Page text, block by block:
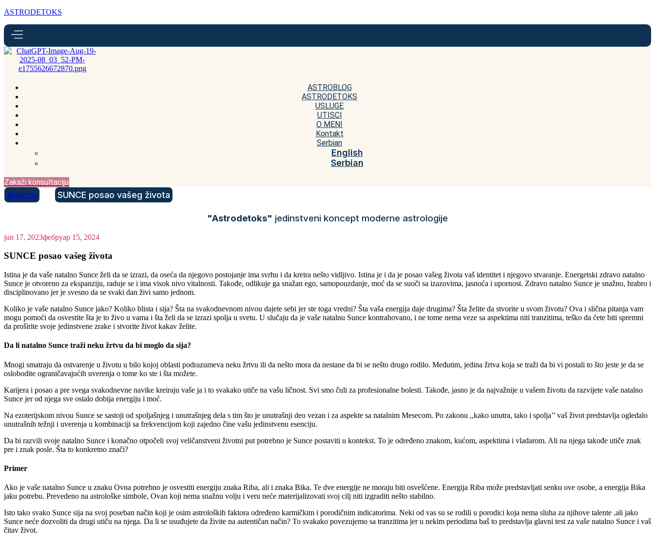
ASTRODETOKS
ASTROBLOG
ASTRODETOKS
USLUGE
UTISCI
O MENI
Kontakt
Serbian
English
Serbian
Zakaži konsultaciju
Analize SUNCE posao vašeg života
"Astrodetoks" jedinstveni koncept moderne astrologije
jun 17, 2023фебруар 15, 2024
SUNCE posao vašeg života
Istina je da vaše natalno Sunce želi da se izrazi, da oseća da njegovo postojanje ima svrhu i da kreira nešto vidljivo. Istina je i da je posao vašeg života vaš identitet i njegovo stvaranje. Energetski zdravo natalno
Sunce je otvoreno za ekspanziju, raduje se i ima visok nivo vitalnosti. Takođe, odlikuje ga snažan ego, samopouzdanje, moć da se suoči sa izazovima, jasnoća i upornost. Zdravo natalno Sunce je snažno, hrabro i
disciplinovano jer je svesno da se svaki dan živi samo jednom.
Koliko je vaše natalno Sunce jako? Koliko blista i sija? Šta na svakodnevnom nivou dajete sebi jer ste toga vredni? Šta vaša energija daje drugima? Šta želite da stvorite u svom životu? Ova i slična pitanja vam
mogu pomoći da osvestite šta je to živo u vama i šta želi da se izrazi spolja u svetu. U slučaju da je vaše natalnu Sunce kontrahovano, i ne tome nema veze sa aspektima niti tranzitima, teško da ćete biti spremni
da proširite svoje jedinstvene zrake i stvorite život kakav želite.
Da li natalno Sunce traži neku žrtvu da bi moglo da sija?
Mnogi smatraju da ostvarenje u životu u bilo kojoj oblasti podrazumeva neku žrtvu ili da nešto mora da nestane da bi se nešto drugo rodilo. Međutim, jedina žrtva koja se traži da bi vi postali to što jeste je da se
oslobodite ograničavajućih uverenja o tome ko ste i šta možete.
Karijera i posao a pre svega svakodnevne navike kreiraju vaše ja i to svakako utiče na vašu ličnost. Svi smo čuli za profesionalne bolesti. Takođe, jasno je da najvažnije u vašem životu da razvijete vaše natalno
Sunce jer od njega sve ostalo dobija energiju i moć.
Na ezoterijskom nivou Sunce se sastoji od spoljašnjeg i unutrašnjeg dela s tim što je unutrašnji deo vezan i za aspekte sa natalnim Mesecom. Po zakonu ,,kako unutra, tako i spolja’’ vaš život predstavlja ogledalo
unutrašnih težnji i uverenja u kombinaciji sa frekvencijom koji zajedno čine vašu jedinstvenu esenciju.
Da bi razvili svoje natalno Sunce i konačno otpočeli svoj veličanstveni životni put potrebno je Sunce postaviti u kontekst. To je određeno znakom, kućom, aspektima i vladarom. Ali na njega takođe utiče znak
pre i znak posle. Šta to konkretno znači?
Primer
Ako je vaše natalno Sunce u znaku Ovna potrebno je osvestiti energiju znaka Riba, ali i znaka Bika. Te dve energije ne moraju biti osvešćene. Energija Riba može predstavljati senku ove osobe, a energija Bika
jaku potrebu. Prevedeno na astrološke simbole, Ovan koji nema snažnu volju i veru neće materijalizovati svoj cilj niti izgraditi nešto stabilno.
Isto tako svako Sunce sija na svoj poseban način koji je osim astroloških faktora određeno karmičkim i porodičnim indicatorima. Neki od vas su se rodili u porodici koja nema sluha za njihove talente ,ali jako
Sunce neće dozvoliti da drugi utiču na njega. Da li se usuđujete da živite na autentičan način? To svakako povezujemo sa tranzitima jer u nekim periodima baš to predstavlja glavni test za vaše natalno Sunce i vaš
čitav život.